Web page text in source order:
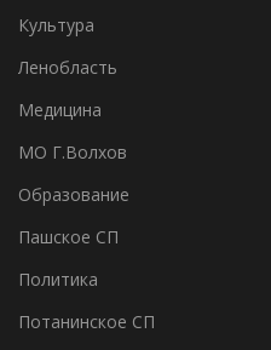
Культура
Ленобласть
Медицина
МО Г.Волхов
Образование
Пашское СП
Политика
Потанинское СП